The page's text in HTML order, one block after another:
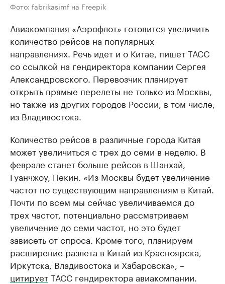
Фото: fabrikasimf на Freepik
Авиакомпания «Аэрофлот» готовится увеличить
количество рейсов на популярных
направлениях. Речь идет и о Китае, пишет ТАСС
со ссылкой на гендиректора компании Сергея
Александровского. Перевозчик планирует
открыть прямые перелеты не только из Москвы,
но также из других городов России, в том числе,
из Владивостока.
Количество рейсов в различные города Китая
может увеличиться с трех до семи в неделю. В
феврале станет больше рейсов в Шанхай,
Гуанчжоу, Пекин. «Из Москвы будет увеличение
частот по существующим направлениям в Китай.
Почти по всем мы сейчас увеличиваемся до
трех частот, потенциально рассматриваем
увеличение до семи частот, но это будет
зависеть от спроса. Кроме того, планируем
расширение разлета в Китай из Красноярска,
Иркутска, Владивостока и Хабаровска», –
цитируетТАСС гендиректора авиакомпании.